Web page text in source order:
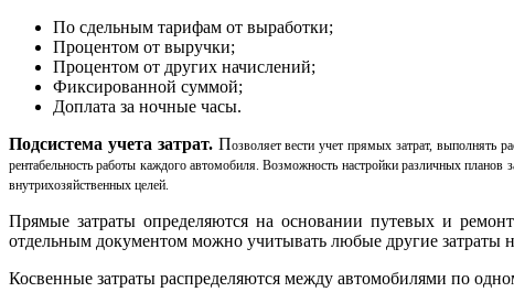
По сдельным тарифам от выработки;
Процентом от выручки;
Процентом от других начислений;
Фиксированной суммой;
Доплата за ночные часы.
Подсистема учета затрат.Позволяет вести учет прямых затрат, выполнять
рентабельность работы каждого автомобиля. Возможность настройки различных
внутрихозяйственных целей.
Прямые затраты определяются на основании путевых и
отдельным документом можно учитывать любые другие затраты
Косвенные затраты распределяются между автомобилями по